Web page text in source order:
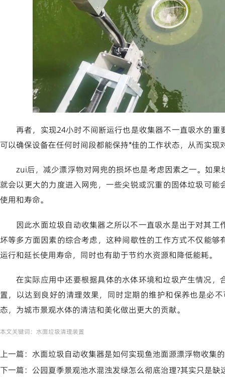
再者，实现24小时不间断运行也是收集器不一直吸水的
可以确保设备在任何时间段都能保持*佳的工作状态，从而实现
zui后，减少漂浮物对网兜的损坏也是考虑因素之一。如
就会以更大的力度进入网兜，一些尖锐或沉重的固体垃圾可
使用和寿命。
因此水面垃圾自动收集器之所以不一直吸水是出于对其
坏等多方面因素的综合考虑，这种间歇性的工作方式不仅能
运行和延长使用寿命，同时也有助于节约水资源和降低能耗。
在实际应用中还要根据具体的水体环境和垃圾产生情况
置，以达到良好的清理效果，同时定期的维护和保养也是必
态，为城市景观水体的清洁和美化做出更大的贡献。
本文关键词： 水面垃圾清理装置
上一篇： 水面垃圾自动收集器是如何实现鱼池面源漂浮物收集
下一篇： 公园夏季景观池水混浊发绿怎么彻底治理?其实只是缺